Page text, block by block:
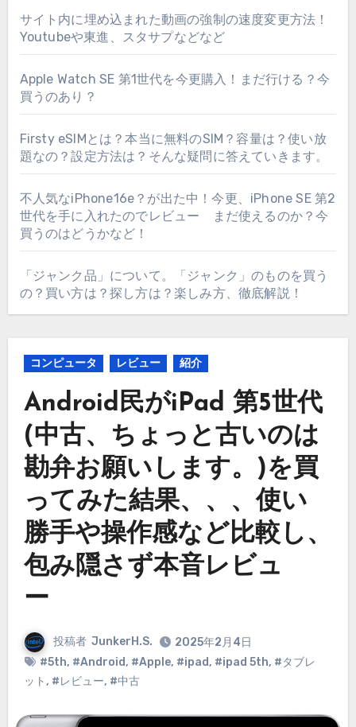
サイト内に埋め込まれた動画の強制の速度変更方法！
Youtubeや東進、スタサプなどなど
Apple Watch SE 第1世代を今更購入！まだ行ける？今
買うのあり？
Firsty eSIMとは？本当に無料のSIM？容量は？使い放
題なの？設定方法は？そんな疑問に答えていきます。
不人気なiPhone16e？が出た中！今更、iPhone SE 第2
世代を手に入れたのでレビュー まだ使えるのか？今
買うのはどうかなど！
「ジャンク品」について。「ジャンク」のものを買う
の？買い方は？探し方は？楽しみ方、徹底解説！
コンピュータ レビュー 紹介
Android民がiPad 第5世代
(中古、ちょっと古いのは
勘弁お願いします。)を買
ってみた結果、、、使い
勝手や操作感など比較し、
包み隠さず本音レビュ
ー
投稿者 JunkerH.S.
2025年2月4日
#5th, #Android, #Apple, #ipad, #ipad 5th, #タブレ
ット, #レビュー, #中古